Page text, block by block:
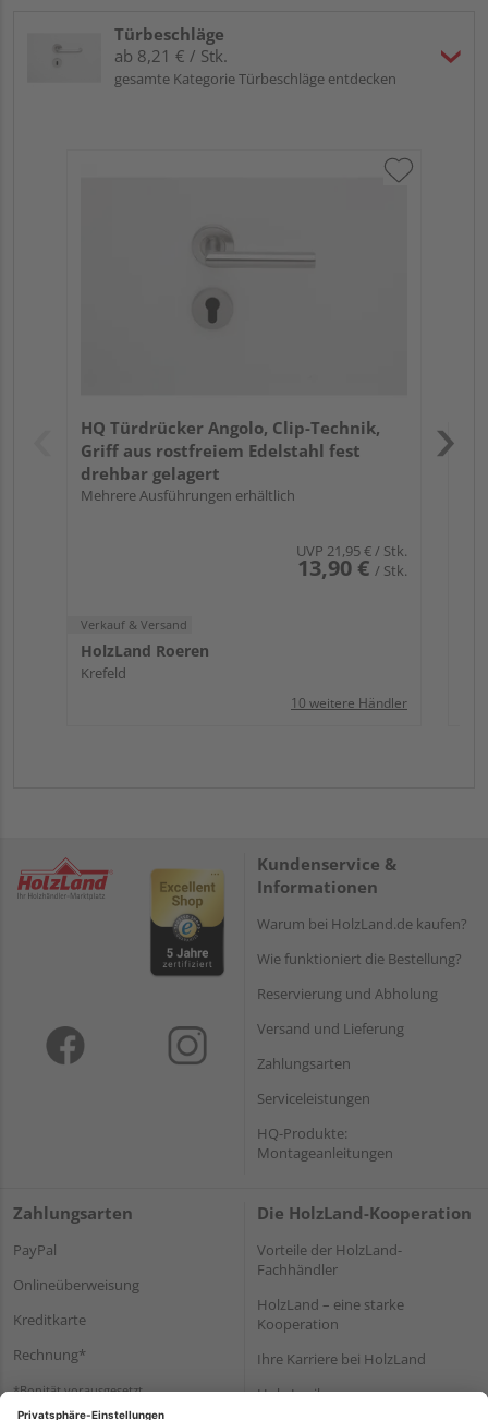
Türbeschläge
ab 8,21 € / Stk.
gesamte Kategorie Türbeschläge entdecken
HQ Türdrücker Angolo, Clip-Technik,
Griff aus rostfreiem Edelstahl fest
drehbar gelagert
Mehrere Ausführungen erhältlich
UVP 21,95 €/ Stk.
13,90 € / Stk.
Verkauf & Versand
HolzLand Roeren
Krefeld
10 weitere Händler
Kundenservice &
Informationen
Warum bei HolzLand.de kaufen?
Wie funktioniert die Bestellung?
Reservierung und Abholung
Versand und Lieferung
Zahlungsarten
Serviceleistungen
HQ-Produkte:
Montageanleitungen
Zahlungsarten
PayPal
Onlineüberweisung
Kreditkarte
Rechnung*
*Bonität vorausgesetzt
Die HolzLand-Kooperation
Vorteile der HolzLand-
Fachhändler
HolzLand – eine starke
Kooperation
Ihre Karriere bei HolzLand
Holz-Lexikon